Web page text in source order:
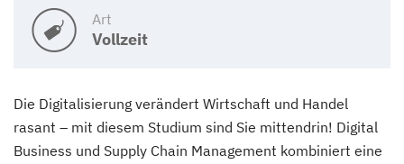
Art
Vollzeit
Die Digitalisierung verändert Wirtschaft und Handel
rasant – mit diesem Studium sind Sie mittendrin! Digital
Business und Supply Chain Management kombiniert eine